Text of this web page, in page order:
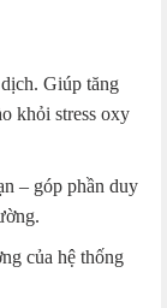
Giúp tăng
khỏi stress oxy
– góp phần duy
của hệ thống